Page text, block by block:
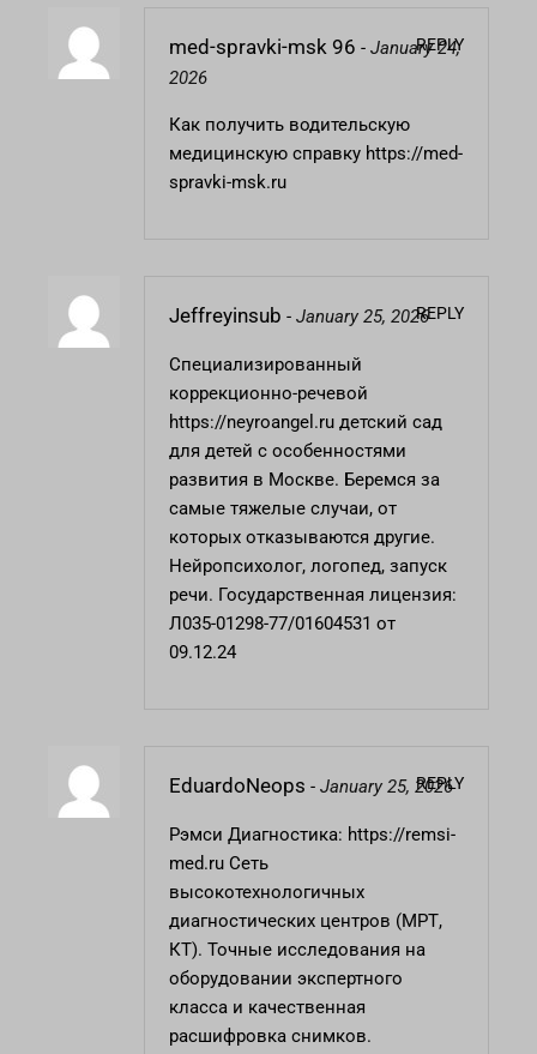
med-spravki-msk 96 - January 24,
2026
REPLY
Как получить водительскую
медицинскую справку https://med-
spravki-msk.ru
Jeffreyinsub - January 25, 2026REPLY
Специализированный
коррекционно-речевой
https://neyroangel.ru детский сад
для детей с особенностями
развития в Москве. Беремся за
самые тяжелые случаи, от
которых отказываются другие.
Нейропсихолог, логопед, запуск
речи. Государственная лицензия:
Л035-01298-77/01604531 от
09.12.24
EduardoNeops - January 25, 2026
REPLY
Рэмси Диагностика: https://remsi-
med.ru Сеть
высокотехнологичных
диагностических центров (МРТ,
КТ). Точные исследования на
оборудовании экспертного
класса и качественная
расшифровка снимков.